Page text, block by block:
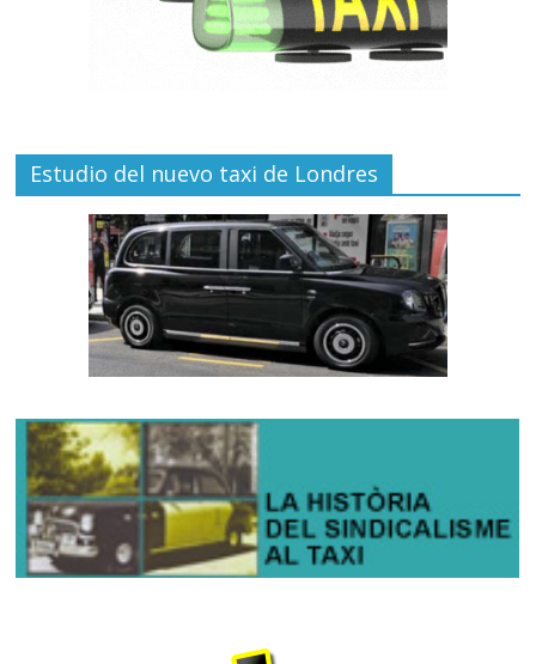
Estudio del nuevo taxi de Londres